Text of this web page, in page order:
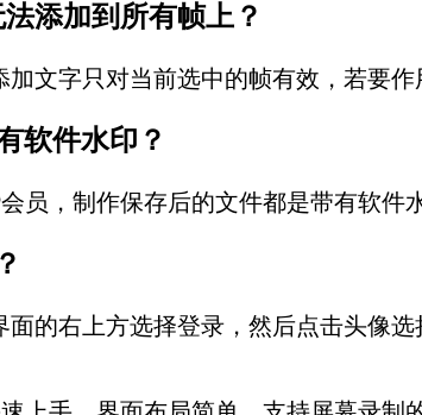
添加到所有帧上？
字只对当前选中的帧有效，若要作
软件水印？
，制作保存后的文件都是带有软件水
右上方选择登录，然后点击头像选